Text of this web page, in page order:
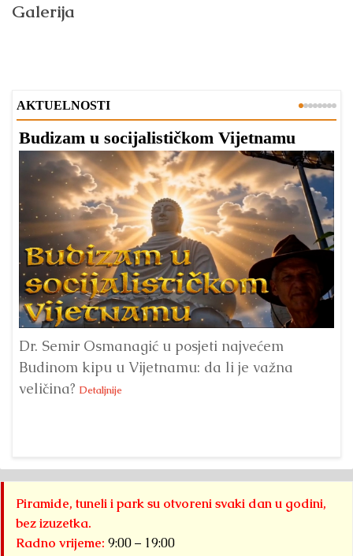
Galerija
AKTUELNOSTI
Budizam u socijalističkom Vijetnamu
Dr. Semir Osmanagić u posjeti najvećem
Budinom kipu u Vijetnamu: da li je važna
veličina? Detaljnije
Piramide, tuneli i park su otvoreni svaki dan u godini,
bez izuzetka.
Radno vrijeme: 9:00 – 19:00